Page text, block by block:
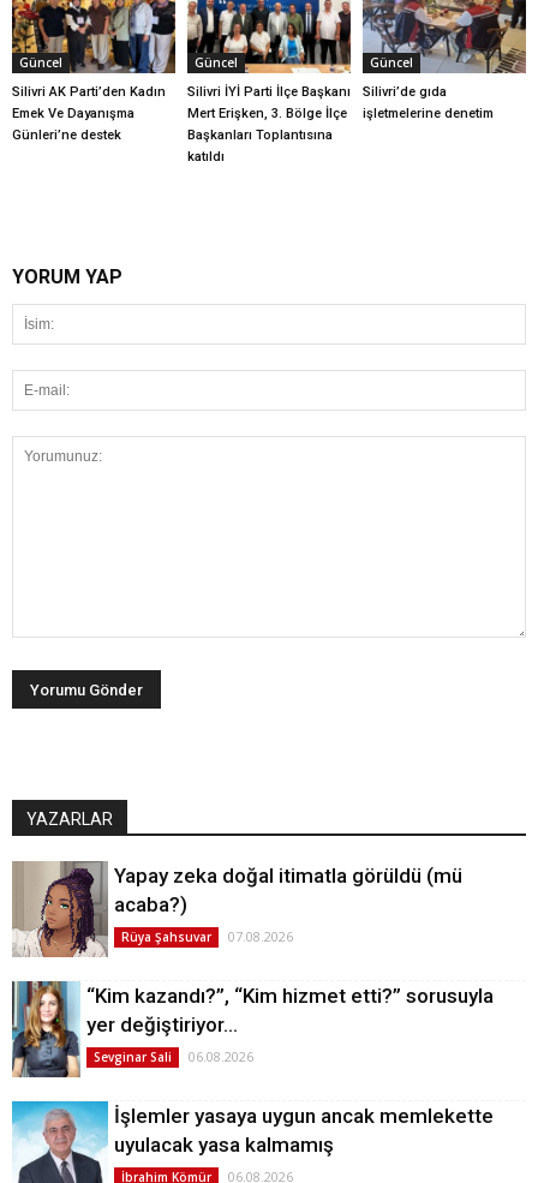
Güncel
Silivri AK Parti’den Kadın
Emek Ve Dayanışma
Günleri’ne destek
Güncel
Silivri İYİ Parti İlçe Başkanı
Mert Erişken, 3. Bölge İlçe
Başkanları Toplantısına
katıldı
Güncel
Silivri’de gıda
işletmelerine denetim
YORUM YAP
YAZARLAR
Yapay zeka doğal itimatla görüldü (mü
acaba?)
Rüya Şahsuvar 07.08.2026
“Kim kazandı?”, “Kim hizmet etti?” sorusuyla
yer değiştiriyor…
Sevginar Sali 06.08.2026
İşlemler yasaya uygun ancak memlekette
uyulacak yasa kalmamış
İbrahim Kömür 06.08.2026